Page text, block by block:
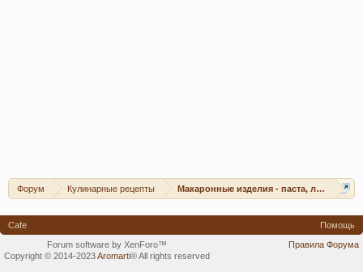
Форум Кулинарные рецепты Макаронные изделия - паста, лазанья и
Cafe
Помощь
Правила Форума
Forum software by XenForo™
Copyright © 2014-2023Aromarti®All rights reserved